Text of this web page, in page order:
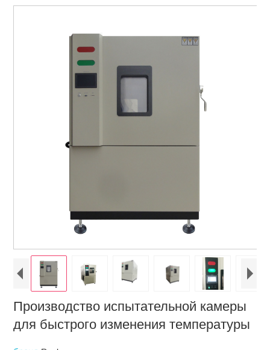
Производство испытательной камеры
для быстрого изменения температуры